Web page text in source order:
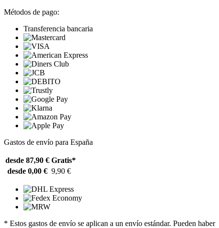
Métodos de pago:
Transferencia bancaria
Gastos de envío para España
desde 87,90 € Gratis*
desde 0,00 € 9,90 €
* Estos gastos de envío se aplican a un envío estándar. Pueden haber